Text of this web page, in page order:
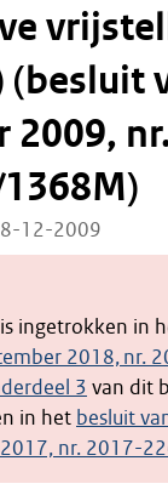
2009,
12-2009
ingetrokken in
2018, nr.
3 van dit
in het besluit
nr. 2017-